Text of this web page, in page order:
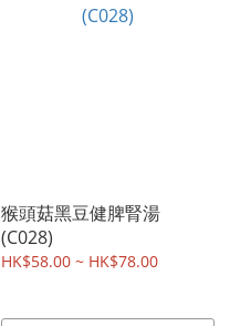
猴頭菇黑豆健脾腎湯
(C028)
HK$58.00 ~ HK$78.00